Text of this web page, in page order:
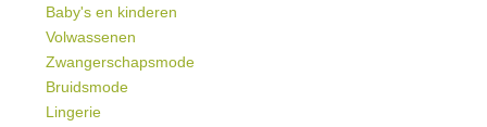
Baby's en kinderen
Volwassenen
Zwangerschapsmode
Bruidsmode
Lingerie